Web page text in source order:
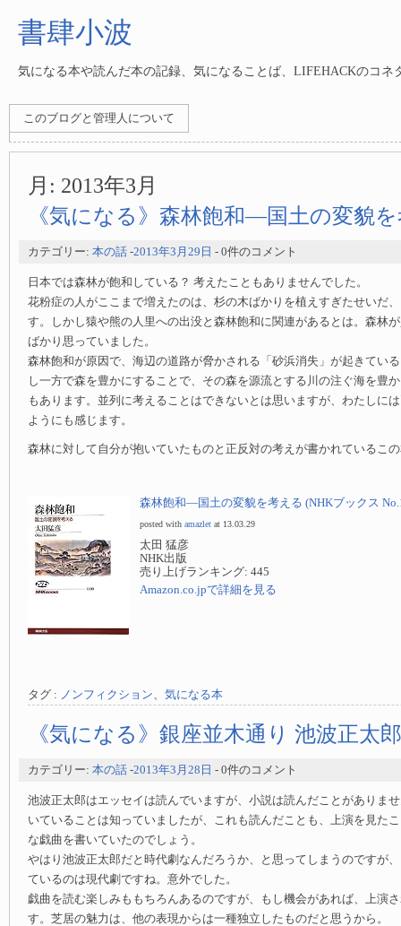
書肆小波
気になる本や読んだ本の記録、気になることば、LIFEHACKのコネ
このブログと管理人について
月: 2013年3月
《気になる》森林飽和—国土の変貌
カテゴリー: 本の話 -2013年3月29日 - 0件のコメント
日本では森林が飽和している？ 考えたこともありませんでした。
花粉症の人がここまで増えたのは、杉の木ばかりを植えすぎたせいだ
す。しかし猿や熊の人里への出没と森林飽和に関連があるとは。森林
ばかり思っていました。
森林飽和が原因で、海辺の道路が脅かされる「砂浜消失」が起きてい
し一方で森を豊かにすることで、その森を源流とする川の注ぐ海を豊
もあります。並列に考えることはできないとは思いますが、わたしに
ようにも感じます。
森林に対して自分が抱いていたものと正反対の考えが書かれているこ
森林飽和—国土の変貌を考える (NHKブックス
posted with amazlet at 13.03.29
太田 猛彦
NHK出版
売り上げランキング: 445
Amazon.co.jpで詳細を見る
タグ : ノンフィクション、 気になる本
《気になる》銀座並木通り 池波正太
カテゴリー: 本の話 -2013年3月28日 - 0件のコメント
池波正太郎はエッセイは読んでいますが、小説は読んだことがありま
いていることは知っていましたが、これも読んだことも、上演を見た
な戯曲を書いていたのでしょう。
やはり池波正太郎だと時代劇なんだろうか、と思ってしまうのですが
ているのは現代劇ですね。意外でした。
戯曲を読む楽しみももちろんあるのですが、もし機会があれば、上演
す。芝居の魅力は、他の表現からは一種独立したものだと思うから。